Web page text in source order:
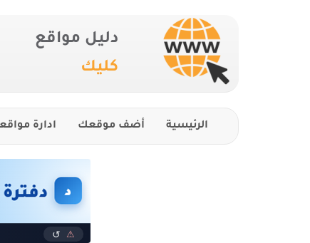
دليل مواقع
كليك
الرئيسية أضف موقعك ادارة